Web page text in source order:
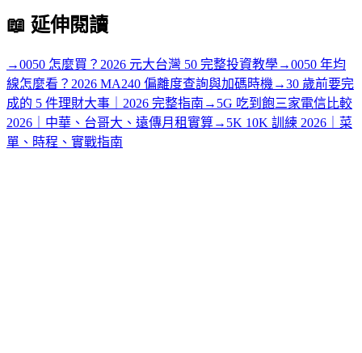
📖 延伸閱讀
→0050 怎麼買？2026 元大台灣 50 完整投資教學→0050 年均
線怎麼看？2026 MA240 偏離度查詢與加碼時機 →30 歲前要完
成的 5 件理財大事｜2026 完整指南 → 5G 吃到飽三家電信比較
2026｜中華、台哥大、遠傳月租實算→ 5K 10K 訓練 2026｜菜
單、時程、實戰指南